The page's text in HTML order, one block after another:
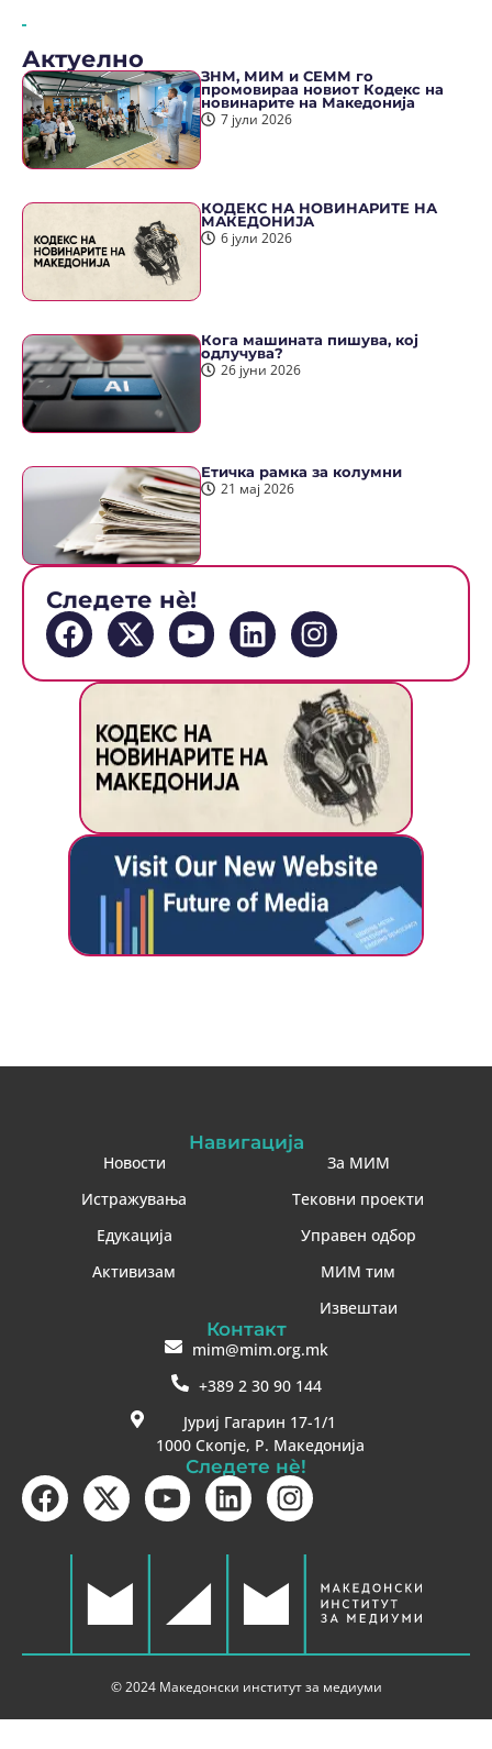
Актуелно
ЗНМ, МИМ и СЕММ го
промовираа новиот Кодекс на
новинарите на Македонија
7 јули 2026
КОДЕКС НА НОВИНАРИТЕ НА
МАКЕДОНИЈА
6 јули 2026
Кога машината пишува, кој
одлучува?
26 јуни 2026
Етичка рамка за колумни
21 мај 2026
Следете нè!
Навигација
Новости
Истражувања
Едукација
Активизам
За МИМ
Тековни проекти
Управен одбор
МИМ тим
Извештаи
Контакт
mim@mim.org.mk
+389 2 30 90 144
Јуриј Гагарин 17-1/1
1000 Скопје, Р. Македонија
Следете нè!
© 2024 Македонски институт за медиуми